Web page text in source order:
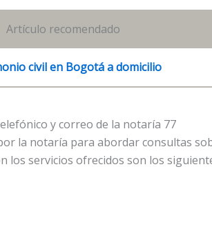
Artículo recomendado
civil en Bogotá a domicilio
y correo de la notaría 77
la notaría para abordar consultas
los servicios ofrecidos son los